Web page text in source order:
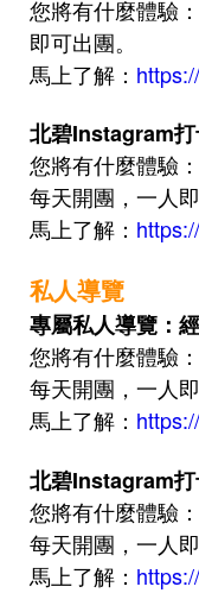
您將有什麼體驗
即可出團。
馬上了解 ：
北碧Instagram
您將有什麼體驗
每天開團，一人即
馬上了解 ：
私人導覽
專屬私人導覽：
您將有什麼體驗
每天開團，一人即
馬上了解 ：
北碧Instagram
您將有什麼體驗
每天開團，一人即
馬上了解 ：